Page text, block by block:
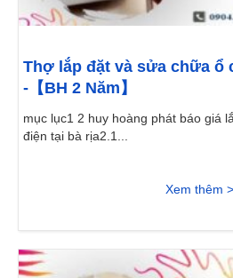
Thợ lắp đặt và sửa chữa ổ
-【BH 2 Năm】
mục lục1 2 huy hoàng phát báo giá
điện tại bà rịa2.1...
Xem thêm >